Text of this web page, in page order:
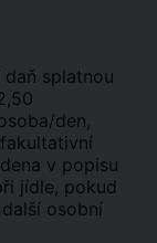
splatnou
den,
v popisu
jídle, pokud
osobní